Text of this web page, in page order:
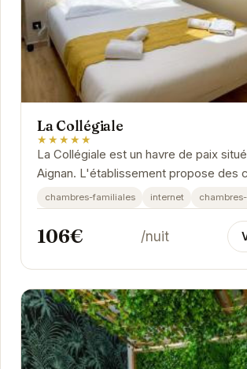
La Collégiale
★★★★★
La Collégiale est un havre de paix
Aignan. L'établissement propose des
confortables et un accueil
chambres-familiales internet
106€ /nuit